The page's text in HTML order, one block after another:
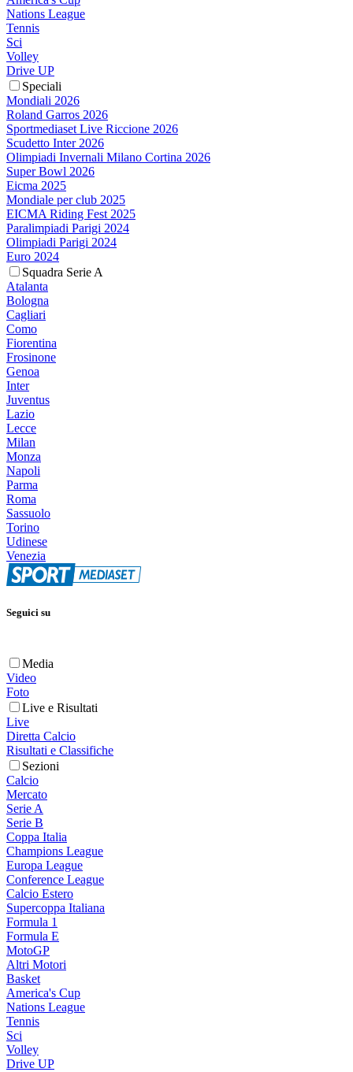
Nations League
Tennis
Sci
Volley
Drive UP
Speciali
Mondiali 2026
Roland Garros 2026
Sportmediaset Live Riccione 2026
Scudetto Inter 2026
Olimpiadi Invernali Milano Cortina 2026
Super Bowl 2026
Eicma 2025
Mondiale per club 2025
EICMA Riding Fest 2025
Paralimpiadi Parigi 2024
Olimpiadi Parigi 2024
Euro 2024
Squadra Serie A
Atalanta
Bologna
Cagliari
Como
Fiorentina
Frosinone
Genoa
Inter
Juventus
Lazio
Lecce
Milan
Monza
Napoli
Parma
Roma
Sassuolo
Torino
Udinese
Venezia
Seguici su
Media
Video
Foto
Live e Risultati
Live
Diretta Calcio
Risultati e Classifiche
Sezioni
Calcio
Mercato
Serie A
Serie B
Coppa Italia
Champions League
Europa League
Conference League
Calcio Estero
Supercoppa Italiana
Formula 1
Formula E
MotoGP
Altri Motori
Basket
America's Cup
Nations League
Tennis
Sci
Volley
Drive UP